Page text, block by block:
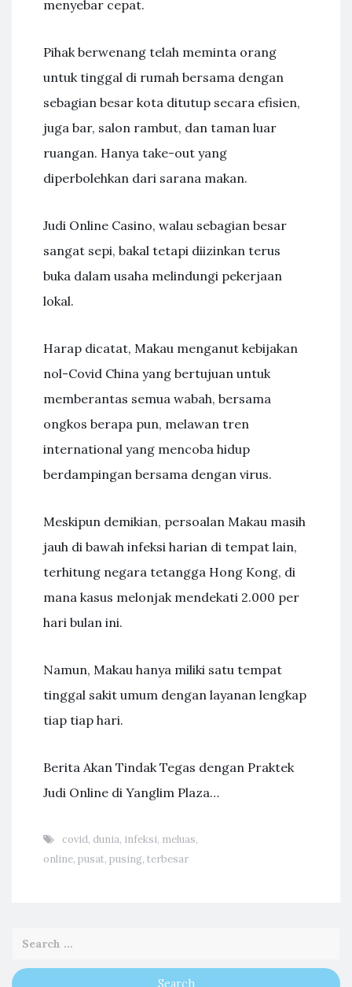
menyebar cepat.
Pihak berwenang telah meminta orang
untuk tinggal di rumah bersama dengan
sebagian besar kota ditutup secara efisien,
juga bar, salon rambut, dan taman luar
ruangan. Hanya take-out yang
diperbolehkan dari sarana makan.
Judi Online Casino, walau sebagian besar
sangat sepi, bakal tetapi diizinkan terus
buka dalam usaha melindungi pekerjaan
lokal.
Harap dicatat, Makau menganut kebijakan
nol-Covid China yang bertujuan untuk
memberantas semua wabah, bersama
ongkos berapa pun, melawan tren
international yang mencoba hidup
berdampingan bersama dengan virus.
Meskipun demikian, persoalan Makau masih
jauh di bawah infeksi harian di tempat lain,
terhitung negara tetangga Hong Kong, di
mana kasus melonjak mendekati 2.000 per
hari bulan ini.
Namun, Makau hanya miliki satu tempat
tinggal sakit umum dengan layanan lengkap
tiap tiap hari.
Berita Akan Tindak Tegas dengan Praktek
Judi Online di Yanglim Plaza…
covid, dunia, infeksi, meluas,
online, pusat, pusing, terbesar